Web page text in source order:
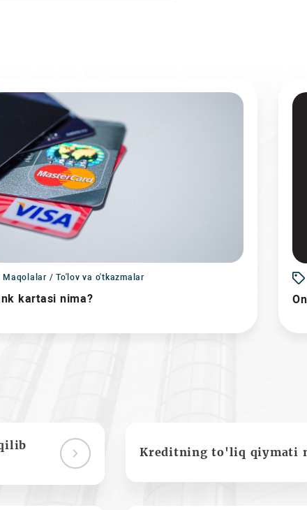
Maqolalar / To'lov va o'tkazmalar
kartasi nima?
Kreditning to'liq qiymati